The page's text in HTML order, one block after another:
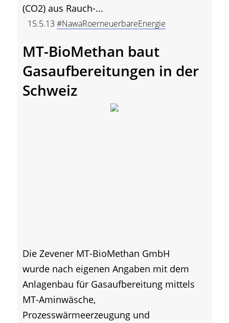
(CO2) aus Rauch-...
15.5.13 #NawaRoerneuerbareEnergie
MT-BioMethan baut
Gasaufbereitungen in der
Schweiz
Die Zevener MT-BioMethan GmbH
wurde nach eigenen Angaben mit dem
Anlagenbau für Gasaufbereitung mittels
MT-Aminwäsche,
Prozesswärmeerzeugung und